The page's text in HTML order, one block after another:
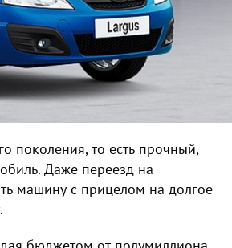
поколения, то есть прочный,
Даже переезд на
машину с прицелом на долгое